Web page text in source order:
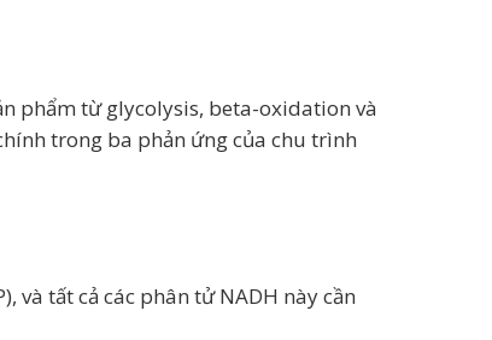
phẩm từ glycolysis, beta-oxidation và
trong ba phản ứng của chu trình
và tất cả các phân tử NADH này cần